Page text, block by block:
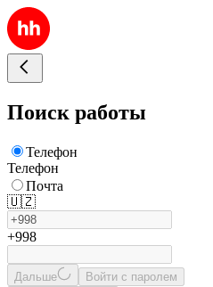
Поиск работы
Телефон
Телефон
Почта
🇺🇿
+998
Дальше
Войти с паролем